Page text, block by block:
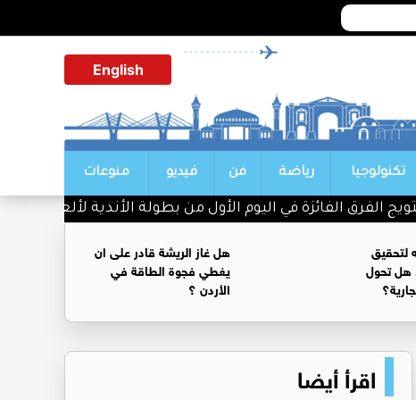
English
تكنولوجيا رياضة فن فيديو منوعات
الفرق الفائزة في اليوم الأول من بطولة الأندية لألعاب القوى
لتحقيق
هل تحول
هل غاز الريشة قادر على ان
يغطي فجوة الطاقة في
الأردن ؟
اقرأ أيضا